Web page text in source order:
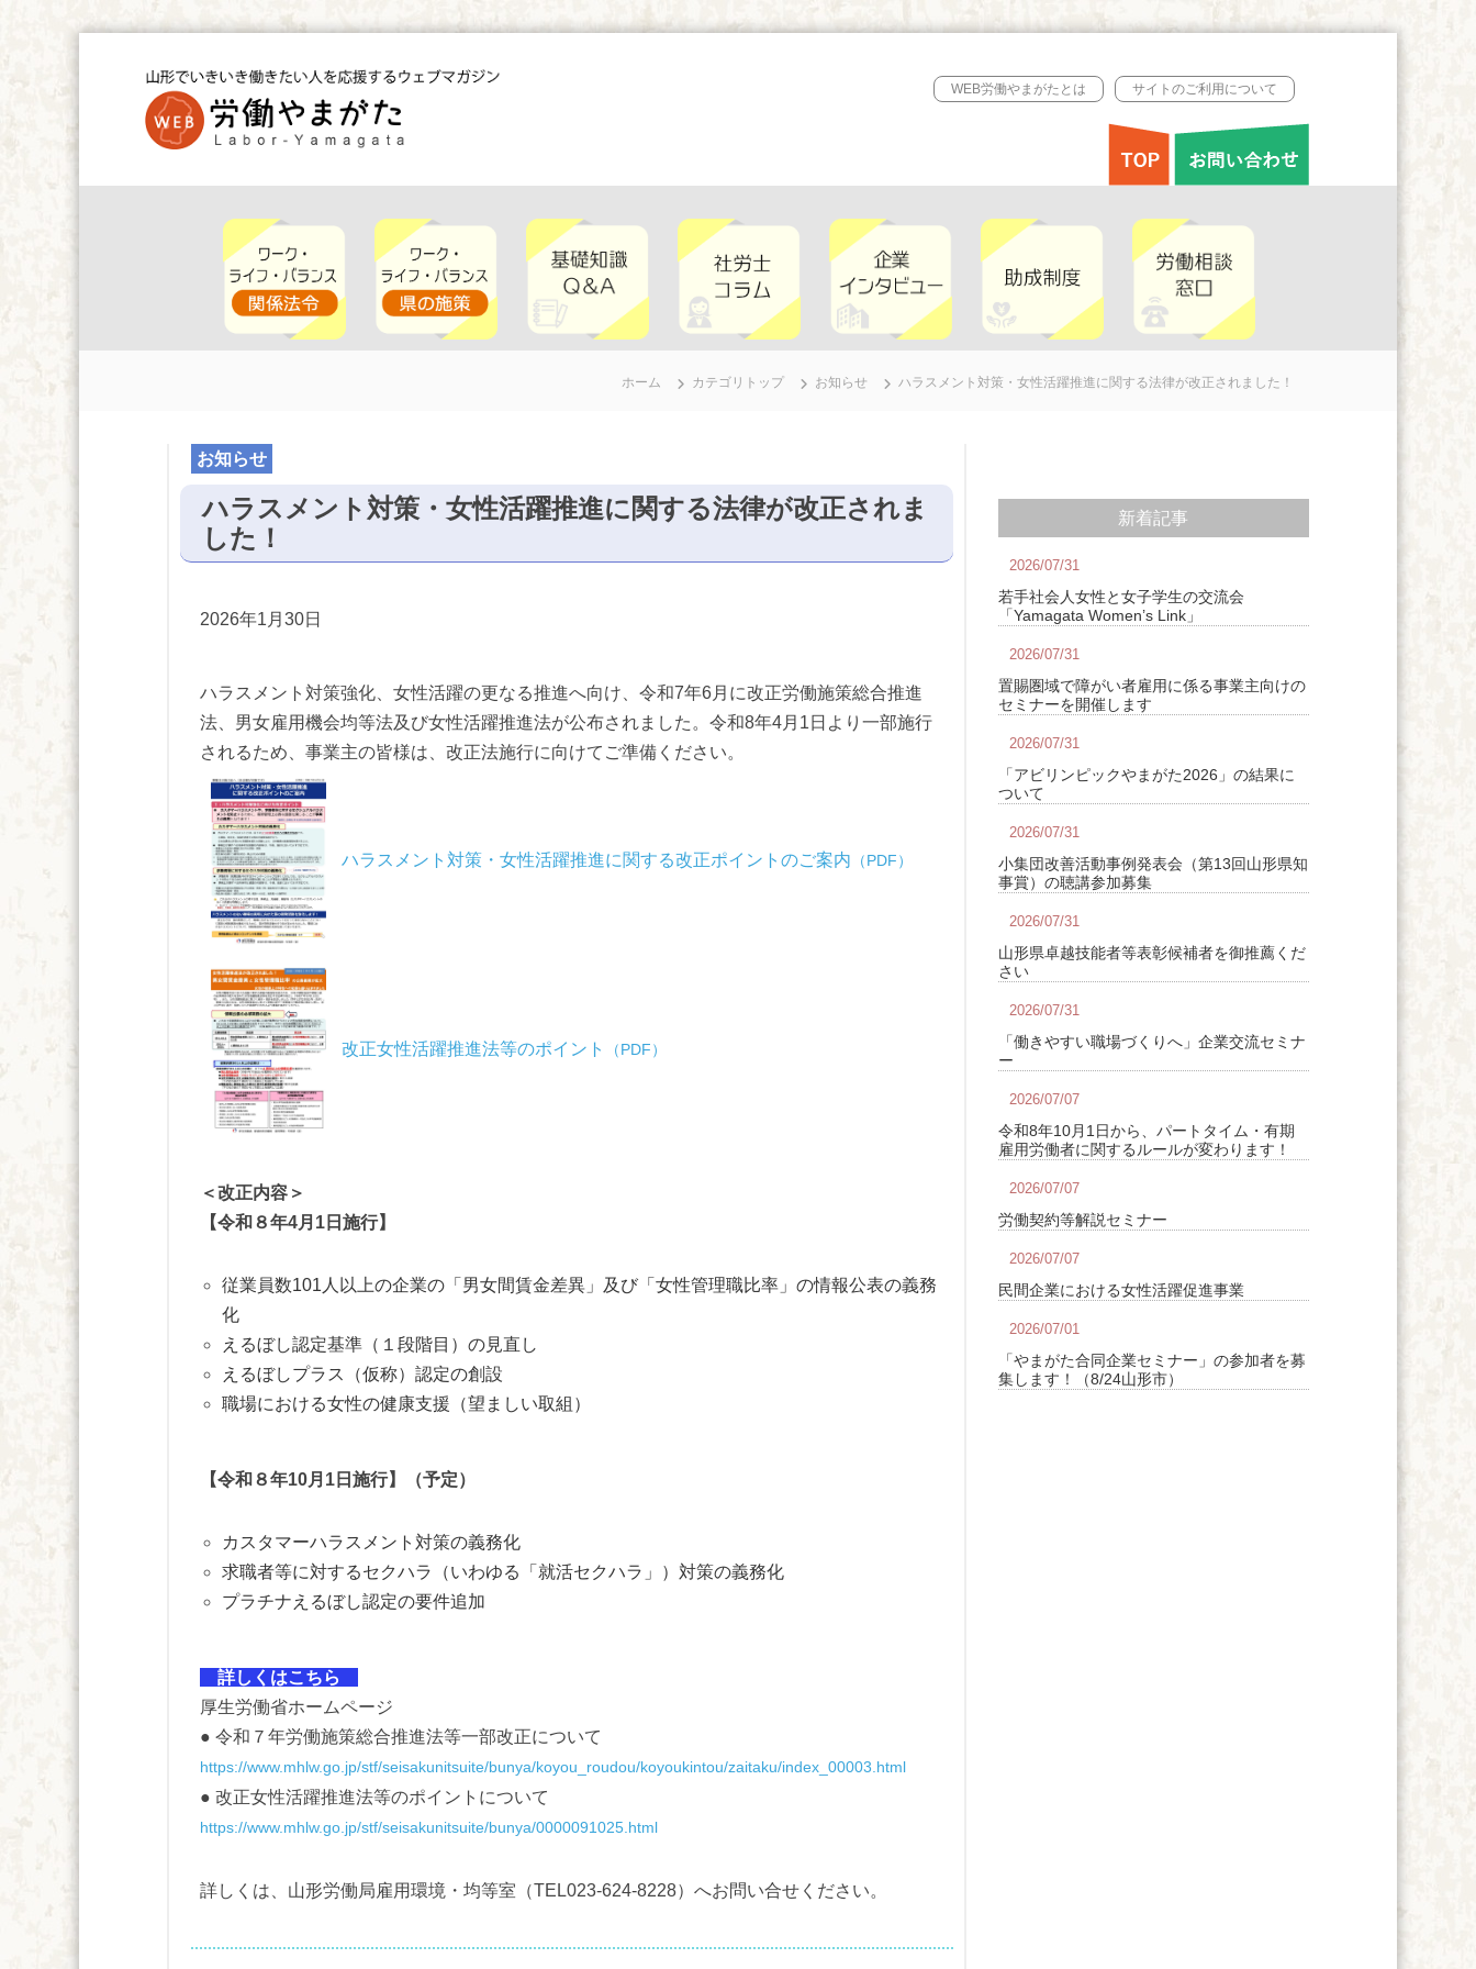
W
WEB労働やまがたとは サイトのご利用について
ホーム カテゴリトップ お知らせ ハラスメント対策・女性活躍推進に関する法律が改正されました！
お知らせ
ハラスメント対策・女性活躍推進に関する法律が改正されま
した！
2026年1月30日
ハラスメント対策強化、女性活躍の更なる推進へ向け、令和7年6月に改正労働施策総合推進
法、男女雇用機会均等法及び女性活躍推進法が公布されました。令和8年4月1日より一部施行
されるため、事業主の皆様は、改正法施行に向けてご準備ください。
ハラスメント対策・女性活躍推進に関する改正ポイントのご案内 （PDF）
改正女性活躍推進法等のポイント （PDF）
＜改正内容＞
【令和８年4月1日施行】
従業員数101人以上の企業の「男女間賃金差異」及び「女性管理職比率」の情報公表の義務
化
えるぼし認定基準（１段階目）の見直し
えるぼしプラス（仮称）認定の創設
職場における女性の健康支援（望ましい取組）
【令和８年10月1日施行】（予定）
カスタマーハラスメント対策の義務化
求職者等に対するセクハラ（いわゆる「就活セクハラ」）対策の義務化
プラチナえるぼし認定の要件追加
詳しくはこちら
厚生労働省ホームページ
● 令和７年労働施策総合推進法等一部改正について
https://www.mhlw.go.jp/stf/seisakunitsuite/bunya/koyou_roudou/koyoukintou/zaitaku/index_00003.html
● 改正女性活躍推進法等のポイントについて
https://www.mhlw.go.jp/stf/seisakunitsuite/bunya/0000091025.html
詳しくは、山形労働局雇用環境・均等室（TEL023-624-8228）へお問い合せください。
新着記事
2026/07/31
若手社会人女性と女子学生の交流会
「Yamagata Women’s Link」
2026/07/31
置賜圏域で障がい者雇用に係る事業主向けの
セミナーを開催します
2026/07/31
「アビリンピックやまがた2026」の結果に
ついて
2026/07/31
小集団改善活動事例発表会（第13回山形県知
事賞）の聴講参加募集
2026/07/31
山形県卓越技能者等表彰候補者を御推薦くだ
さい
2026/07/31
「働きやすい職場づくりへ」企業交流セミナ
ー
2026/07/07
令和8年10月1日から、パートタイム・有期
雇用労働者に関するルールが変わります！
2026/07/07
労働契約等解説セミナー
2026/07/07
民間企業における女性活躍促進事業
2026/07/01
「やまがた合同企業セミナー」の参加者を募
集します！（8/24山形市）